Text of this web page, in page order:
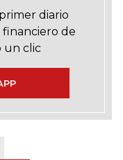
diario
financiero de
un clic